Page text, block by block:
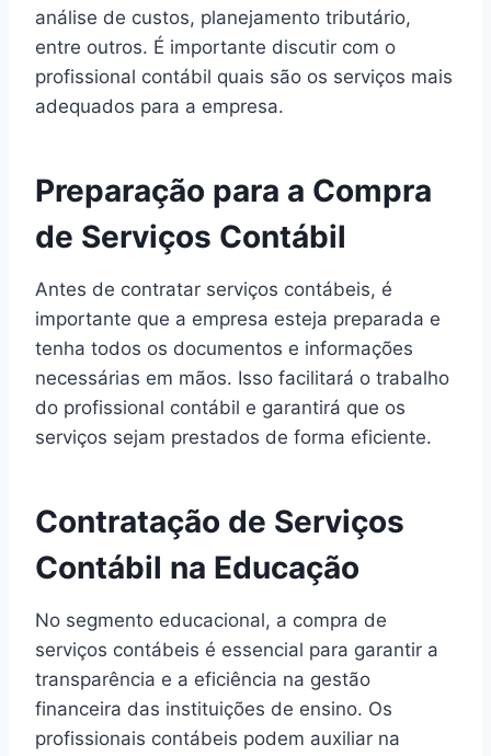
análise de custos, planejamento tributário,
entre outros. É importante discutir com o
profissional contábil quais são os serviços mais
adequados para a empresa.
Preparação para a Compra
de Serviços Contábil
Antes de contratar serviços contábeis, é
importante que a empresa esteja preparada e
tenha todos os documentos e informações
necessárias em mãos. Isso facilitará o trabalho
do profissional contábil e garantirá que os
serviços sejam prestados de forma eficiente.
Contratação de Serviços
Contábil na Educação
No segmento educacional, a compra de
serviços contábeis é essencial para garantir a
transparência e a eficiência na gestão
financeira das instituições de ensino. Os
profissionais contábeis podem auxiliar na